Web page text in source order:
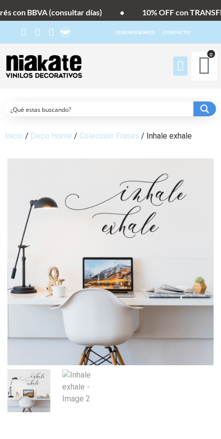
BBVA (consultar días) 10% OFF con
QUIENES SOMOS CONTACTO
0
Inicio / Deco Home / Colección Frases / Inhale exhale